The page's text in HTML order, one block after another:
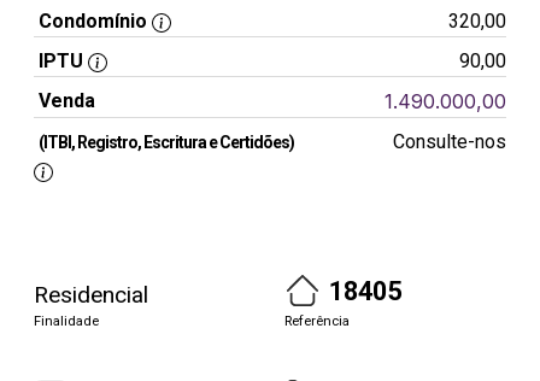
Condomínio
320,00
IPTU
90,00
Venda
1.490.000,00
(ITBI, Registro, Escritura e Certidões) Consulte-nos
Residencial
Finalidade
18405
Referência